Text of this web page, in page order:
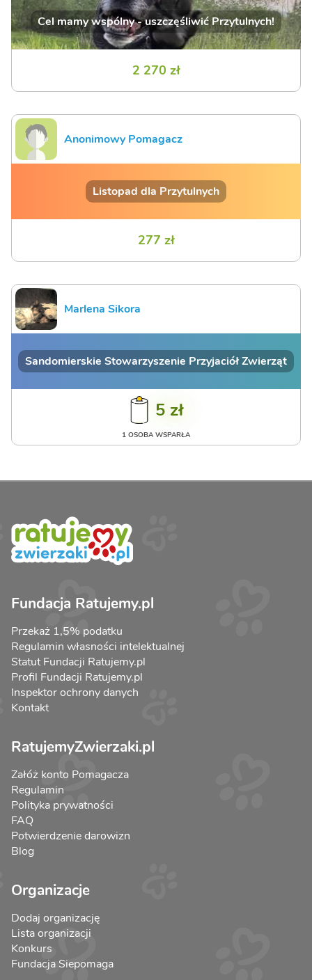
Cel mamy wspólny - uszczęśliwić Przytulnych!
2 270 zł
Anonimowy Pomagacz
Listopad dla Przytulnych
277 zł
Marlena Sikora
Sandomierskie Stowarzyszenie Przyjaciół Zwierząt
5 zł
1 OSOBA WSPARŁA
Fundacja Ratujemy.pl
Przekaż 1,5% podatku
Regulamin własności intelektualnej
Statut Fundacji Ratujemy.pl
Profil Fundacji Ratujemy.pl
Inspektor ochrony danych
Kontakt
RatujemyZwierzaki.pl
Załóż konto Pomagacza
Regulamin
Polityka prywatności
FAQ
Potwierdzenie darowizn
Blog
Organizacje
Dodaj organizację
Lista organizacji
Konkurs
Fundacja Siepomaga